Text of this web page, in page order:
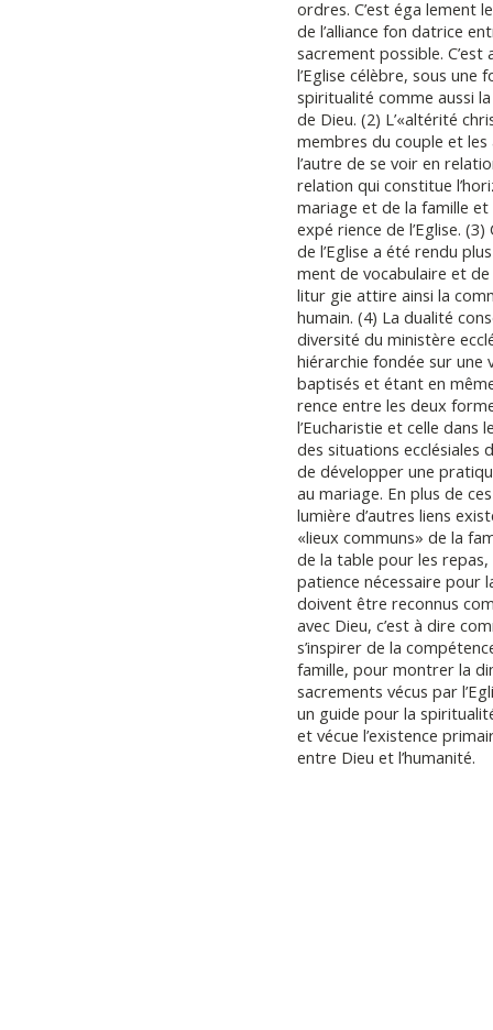
ordres. C’est éga lement
de l’alliance fon datrice
sacrement possible.
l’Eglise célèbre, sous
spiritualité comme aussi
de Dieu. (2) L’«altérité
membres du couple et les
l’autre de se voir en
relation qui constitue
mariage et de la famille
expé rience de l’Eglise.
de l’Eglise a été rendu
ment de vocabulaire et de
litur gie attire ainsi la
humain. (4) La dualité
diversité du ministère
hiérarchie fondée sur une
baptisés et étant en
rence entre les deux
l’Eucharistie et celle dans
des situations ecclésiales
de développer une
au mariage. En plus de
lumière d’autres liens
«lieux communs» de la
de la table pour les
patience nécessaire pour
doivent être reconnus
avec Dieu, c’est à dire
s’inspirer de la
famille, pour montrer la
sacrements vécus par
un guide pour la
et vécue l’existence
entre Dieu et l’humanité.